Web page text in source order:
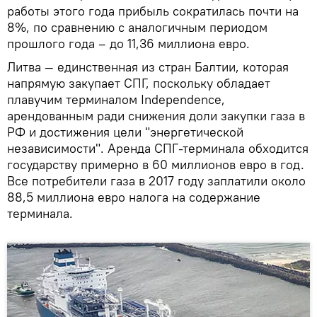
работы этого года прибыль сократилась почти на
8%, по сравнению с аналогичным периодом
прошлого года – до 11,36 миллиона евро.
Литва — единственная из стран Балтии, которая
напрямую закупает СПГ, поскольку обладает
плавучим терминалом Independence,
арендованным ради снижения доли закупки газа в
РФ и достижения цели "энергетической
независимости". Аренда СПГ-терминала обходится
государству примерно в 60 миллионов евро в год.
Все потребители газа в 2017 году заплатили около
88,5 миллиона евро налога на содержание
терминала.